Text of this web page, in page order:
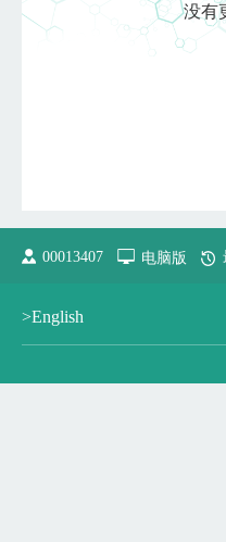
没有
00013407 电脑版
>English